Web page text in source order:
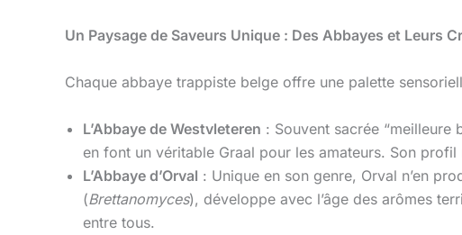
Un Paysage de Saveurs Unique : Des Abbayes et Leurs
Chaque abbaye trappiste belge offre une palette
L’Abbaye de Westvleteren : Souvent sacrée “meilleure
en font un véritable Graal pour les amateurs. Son
L’Abbaye d’Orval : Unique en son genre, Orval n’en
(Brettanomyces), développe avec l’âge des arômes
entre tous.